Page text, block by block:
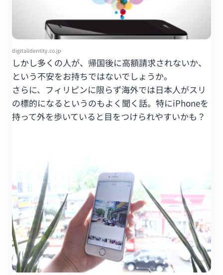
digitalidentity.co.jp
しかし多くの人が、帰国後に高額請求されないか、
という不安をお持ちではないでしょうか。
さらに、フィリピンに限らず海外では日本人がスリ
の標的になるというのもよく聞く話。特にiPhoneを
持って外を歩いていると目をつけられやすいかも？